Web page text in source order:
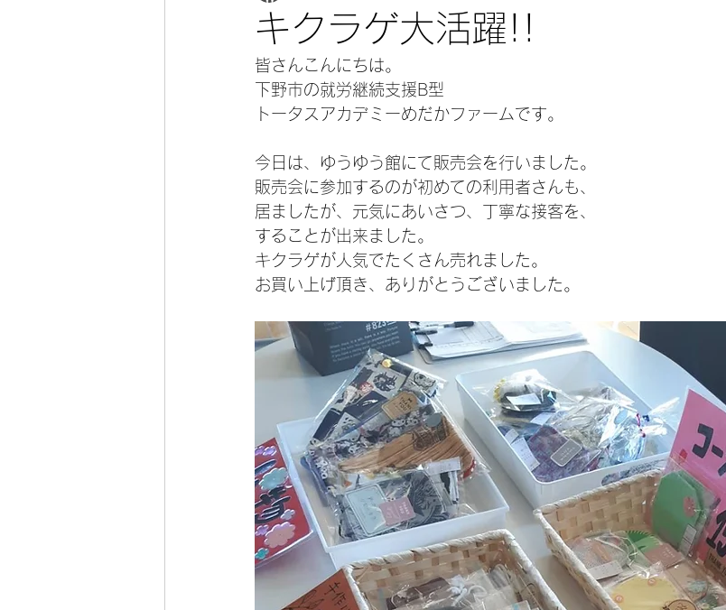
キクラゲ大活躍!!
皆さんこんにちは。
下野市の就労継続支援B型
トータスアカデミーめだかファームです。
今日は、ゆうゆう館にて販売会を行いました。
販売会に参加するのが初めての利用者さんも、
居ましたが、元気にあいさつ、丁寧な接客を、
することが出来ました。
キクラゲが人気でたくさん売れました。
お買い上げ頂き、ありがとうございました。